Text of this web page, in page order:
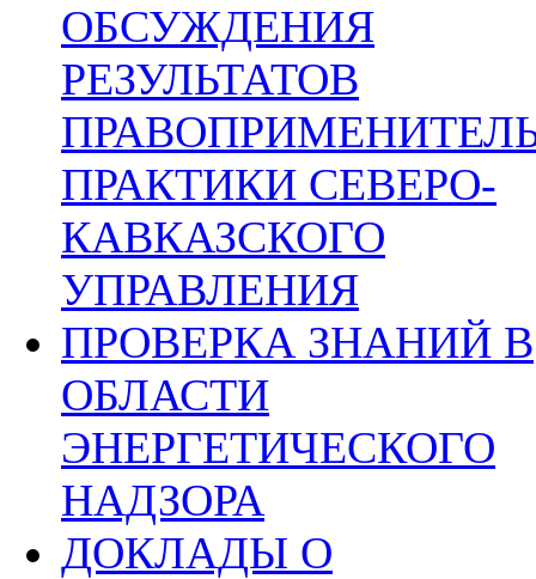
ОБСУЖДЕНИЯ
РЕЗУЛЬТАТОВ
ПРАКТИКИ СЕВЕРО-
КАВКАЗСКОГО
УПРАВЛЕНИЯ
ПРОВЕРКА ЗНАНИЙ В
ОБЛАСТИ
ЭНЕРГЕТИЧЕСКОГО
НАДЗОРА
ДОКЛАДЫ О